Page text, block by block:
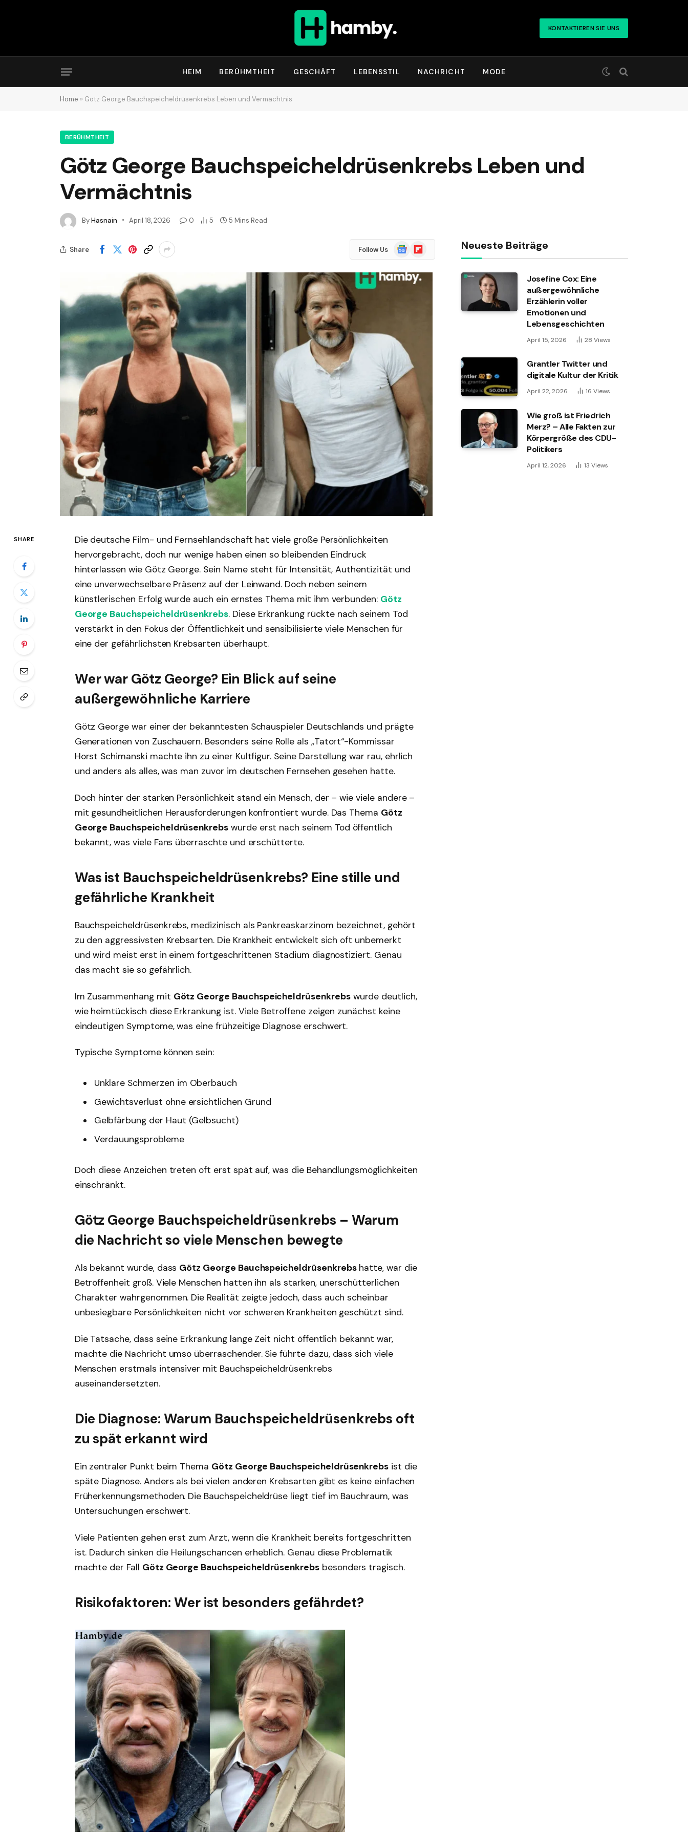
KONTAKTIEREN SIE UNS
HEIM BERÜHMTHEIT GESCHÄFT LEBENSSTIL NACHRICHT MODE
Home » Götz George Bauchspeicheldrüsenkrebs Leben und Vermächtnis
BERÜHMTHEIT
Götz George Bauchspeicheldrüsenkrebs Leben und
Vermächtnis
ByHasnain April 18, 2026 0 5 5 Mins Read
Share Follow Us
Google
News
Flipboard
SHARE
Die deutsche Film- und Fernsehlandschaft hat viele große Persönlichkeiten
hervorgebracht, doch nur wenige haben einen so bleibenden Eindruck
hinterlassen wie Götz George. Sein Name steht für Intensität, Authentizität und
eine unverwechselbare Präsenz auf der Leinwand. Doch neben seinem
künstlerischen Erfolg wurde auch ein ernstes Thema mit ihm verbunden: Götz
George Bauchspeicheldrüsenkrebs. Diese Erkrankung rückte nach seinem Tod
verstärkt in den Fokus der Öffentlichkeit und sensibilisierte viele Menschen für
eine der gefährlichsten Krebsarten überhaupt.
Wer war Götz George? Ein Blick auf seine
außergewöhnliche Karriere
Götz George war einer der bekanntesten Schauspieler Deutschlands und prägte
Generationen von Zuschauern. Besonders seine Rolle als „Tatort“-Kommissar
Horst Schimanski machte ihn zu einer Kultfigur. Seine Darstellung war rau, ehrlich
und anders als alles, was man zuvor im deutschen Fernsehen gesehen hatte.
Doch hinter der starken Persönlichkeit stand ein Mensch, der – wie viele andere –
mit gesundheitlichen Herausforderungen konfrontiert wurde. Das Thema Götz
George Bauchspeicheldrüsenkrebs wurde erst nach seinem Tod öffentlich
bekannt, was viele Fans überraschte und erschütterte.
Was ist Bauchspeicheldrüsenkrebs? Eine stille und
gefährliche Krankheit
Bauchspeicheldrüsenkrebs, medizinisch als Pankreaskarzinom bezeichnet, gehört
zu den aggressivsten Krebsarten. Die Krankheit entwickelt sich oft unbemerkt
und wird meist erst in einem fortgeschrittenen Stadium diagnostiziert. Genau
das macht sie so gefährlich.
Im Zusammenhang mit Götz George Bauchspeicheldrüsenkrebswurde deutlich,
wie heimtückisch diese Erkrankung ist. Viele Betroffene zeigen zunächst keine
eindeutigen Symptome, was eine frühzeitige Diagnose erschwert.
Typische Symptome können sein:
Unklare Schmerzen im Oberbauch
Gewichtsverlust ohne ersichtlichen Grund
Gelbfärbung der Haut (Gelbsucht)
Verdauungsprobleme
Doch diese Anzeichen treten oft erst spät auf, was die Behandlungsmöglichkeiten
einschränkt.
Götz George Bauchspeicheldrüsenkrebs – Warum
die Nachricht so viele Menschen bewegte
Als bekannt wurde, dass Götz George Bauchspeicheldrüsenkrebshatte, war die
Betroffenheit groß. Viele Menschen hatten ihn als starken, unerschütterlichen
Charakter wahrgenommen. Die Realität zeigte jedoch, dass auch scheinbar
unbesiegbare Persönlichkeiten nicht vor schweren Krankheiten geschützt sind.
Die Tatsache, dass seine Erkrankung lange Zeit nicht öffentlich bekannt war,
machte die Nachricht umso überraschender. Sie führte dazu, dass sich viele
Menschen erstmals intensiver mit Bauchspeicheldrüsenkrebs
auseinandersetzten.
Die Diagnose: Warum Bauchspeicheldrüsenkrebs oft
zu spät erkannt wird
Ein zentraler Punkt beim Thema Götz George Bauchspeicheldrüsenkrebs ist die
späte Diagnose. Anders als bei vielen anderen Krebsarten gibt es keine einfachen
Früherkennungsmethoden. Die Bauchspeicheldrüse liegt tief im Bauchraum, was
Untersuchungen erschwert.
Viele Patienten gehen erst zum Arzt, wenn die Krankheit bereits fortgeschritten
ist. Dadurch sinken die Heilungschancen erheblich. Genau diese Problematik
machte der Fall Götz George Bauchspeicheldrüsenkrebsbesonders tragisch.
Risikofaktoren: Wer ist besonders gefährdet?
Neueste Beiträge
Josefine Cox: Eine
außergewöhnliche
Erzählerin voller
Emotionen und
Lebensgeschichten
April 15, 2026 28 Views
Grantler Twitter und
digitale Kultur der Kritik
April 22, 2026 16 Views
Wie groß ist Friedrich
Merz? – Alle Fakten zur
Körpergröße des CDU-
Politikers
April 12, 2026 13 Views